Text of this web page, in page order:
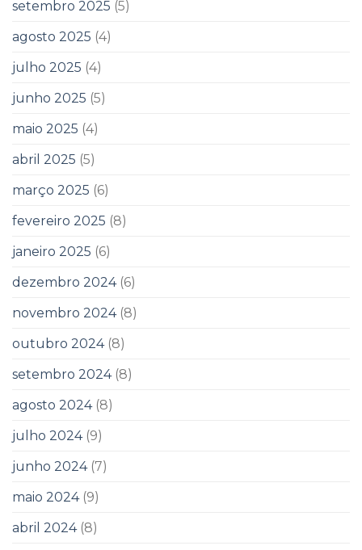
setembro 2025 (5)
agosto 2025 (4)
julho 2025 (4)
junho 2025 (5)
maio 2025 (4)
abril 2025 (5)
março 2025 (6)
fevereiro 2025 (8)
janeiro 2025 (6)
dezembro 2024(6)
novembro 2024(8)
outubro 2024(8)
setembro 2024(8)
agosto 2024(8)
julho 2024(9)
junho 2024(7)
maio 2024(9)
abril 2024(8)